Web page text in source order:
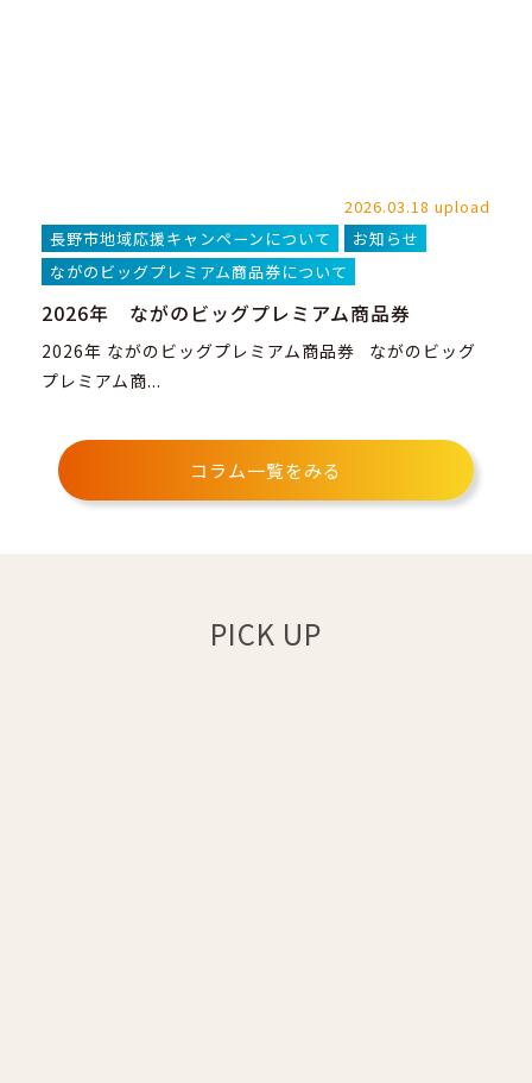
2026.03.18 upload
長野市地域応援キャンペーンについて
お知らせ
ながのビッグプレミアム商品券について
2026年 ながのビッグプレミアム商品券
2026年 ながのビッグプレミアム商品券 ながのビッグ
プレミアム商...
コラム一覧をみる
PICK UP